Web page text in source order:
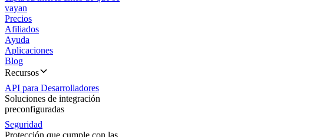
vayan
Precios
Afiliados
Ayuda
Aplicaciones
Blog
Recursos
API para Desarrolladores
Soluciones de integración
preconfiguradas
Seguridad
Protección que cumple con las